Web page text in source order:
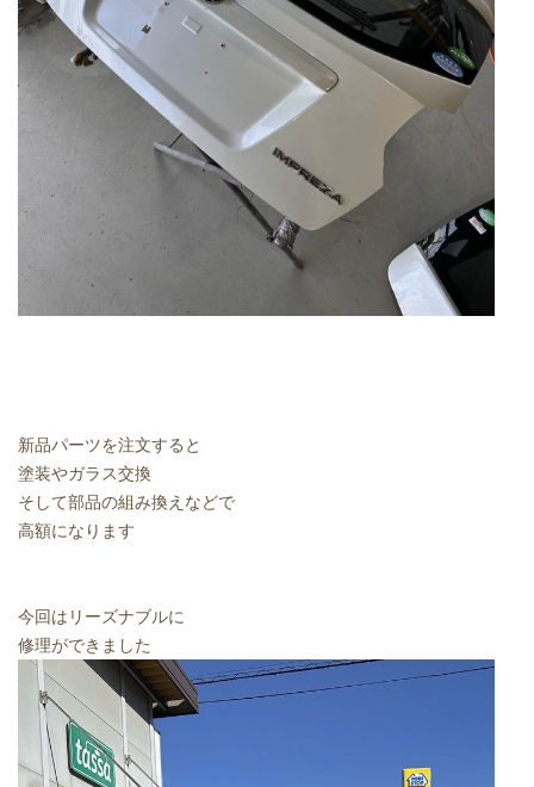
新品パーツを注文すると
塗装やガラス交換
そして部品の組み換えなどで
高額になります
今回はリーズナブルに
修理ができました